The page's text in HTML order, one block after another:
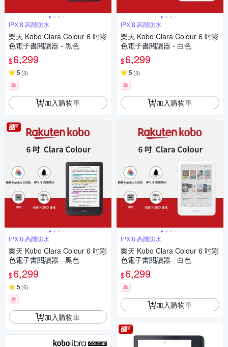
IPX 8 高階防水
樂天 Kobo Clara Colour 6 吋彩
色電子書閱讀器 - 黑色
$6,299
5 (3)
券
加入購物車
IPX 8 高階防水
樂天 Kobo Clara Colour 6 吋彩
色電子書閱讀器 - 黑色
$6,299
5 (6)
券
加入購物車
IPX 8 高階防水
樂天 Kobo Clara Colour 6 吋彩
色電子書閱讀器 - 白色
$6,299
5 (3)
券
加入購物車
IPX 8 高階防水
樂天 Kobo Clara Colour 6 吋彩
色電子書閱讀器 - 白色
$6,299
券
加入購物車